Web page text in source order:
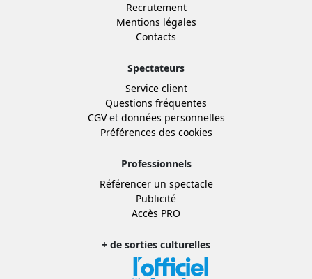
Recrutement
Mentions légales
Contacts
Spectateurs
Service client
Questions fréquentes
CGVet données personnelles
Préférences des cookies
Professionnels
Référencer un spectacle
Publicité
Accès PRO
+ de sorties culturelles